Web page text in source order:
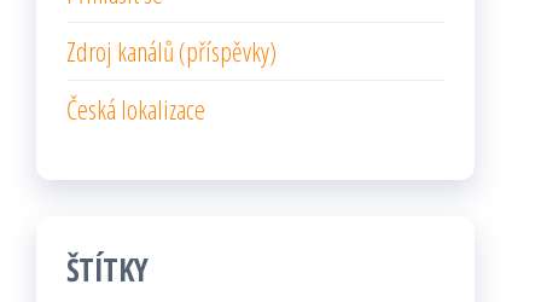
Zdroj kanálů (příspěvky)
Česká lokalizace
ŠTÍTKY